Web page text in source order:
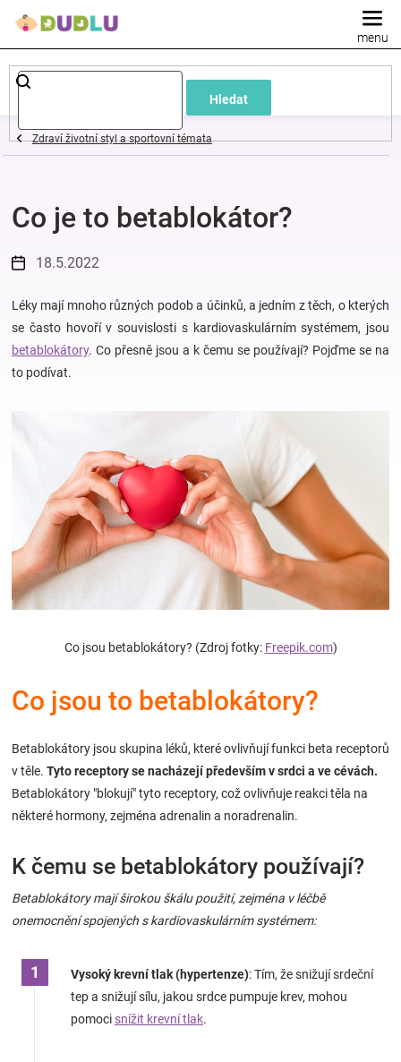
Hledat
Dětské
a
oblečení
Pokojíček
a
kojenecká
zábava
pro
Novinky
Značky
Blog
Hračkářství
Přihlášení
Zdraví životní styl a sportovní témata
Co je to betablokátor?
18.5.2022
Léky mají mnoho různých podob a účinků, a jedním z těch, o kterých
se často hovoří v souvislosti s kardiovaskulárním systémem, jsou
betablokátory. Co přesně jsou a k čemu se používají? Pojďme se na
to podívat.
Co jsou betablokátory? (Zdroj fotky: Freepik.com)
Co jsou to betablokátory?
Betablokátory jsou skupina léků, které ovlivňují funkci beta receptorů
v těle. Tyto receptory se nacházejí především v srdci a ve cévách.
Betablokátory "blokují" tyto receptory, což ovlivňuje reakci těla na
některé hormony, zejména adrenalin a noradrenalin.
K čemu se betablokátory používají?
Betablokátory mají širokou škálu použití, zejména v léčbě
onemocnění spojených s kardiovaskulárním systémem:
Vysoký krevní tlak (hypertenze): Tím, že snižují srdeční
tep a snižují sílu, jakou srdce pumpuje krev, mohou
pomoci snížit krevní tlak.